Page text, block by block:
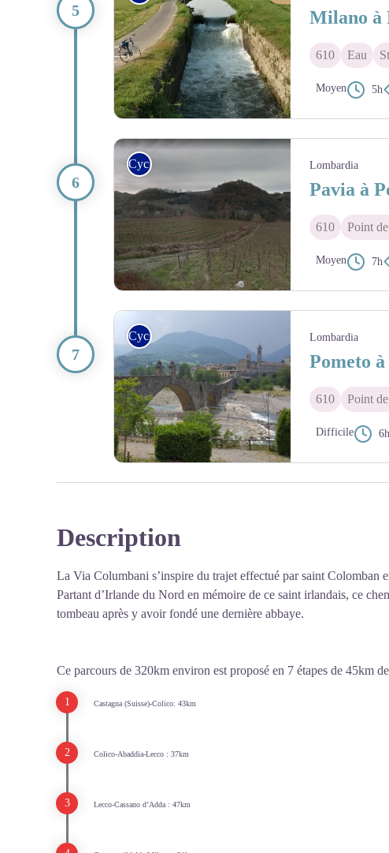
Milano à
610 Eau
Moyen 5h
Cycle Lombardia
Pavia à
610 Point
Moyen 7h
Cycle Lombardia
Pometo
610 Point
Difficile 6h
Description
La Via Columbani s’inspire du trajet effectué par saint Colomban
Partant d’Irlande du Nord en mémoire de ce saint irlandais, ce
tombeau après y avoir fondé une dernière abbaye.
Ce parcours de 320km environ est proposé en 7 étapes de 45km
Castagna (Suisse)-Colico: 43km
Colico-Abaddia-Lecco : 37km
Lecco-Cassano d’Adda : 47km